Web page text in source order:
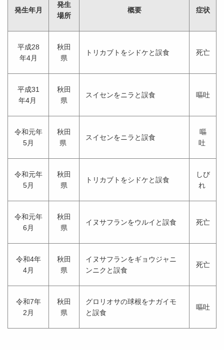
発生年月
発生
場所
概要 症状
平成28
年4月
秋田
県
トリカブトをシドケと誤食 死亡
平成31
年4月
秋田
県
スイセンをニラと誤食 嘔吐
令和元年
5月
秋田
県
スイセンをニラと誤食
嘔
吐
令和元年
5月
秋田
県
トリカブトをシドケと誤食
しび
れ
令和元年
6月
秋田
県
イヌサフランをウルイと誤食 死亡
令和4年
4月
秋田
県
イヌサフランをギョウジャニ
ンニクと誤食
死亡
令和7年
2月
秋田
県
グロリオサの球根をナガイモ
と誤食
嘔吐